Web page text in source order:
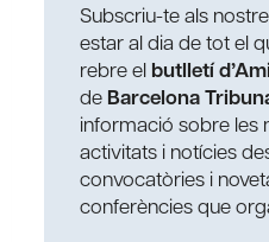
Subscriu-te als
estar al dia de tot el
rebre el butlletí
de Barcelona
informació sobre les
activitats i notícies
convocatòries i
conferències que